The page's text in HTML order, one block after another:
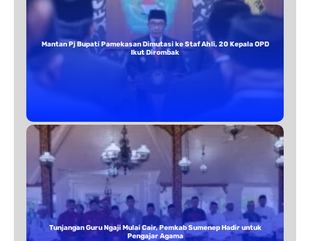
Mantan Pj Bupati Pamekasan Dimutasi ke Staf Ahli, 20 Kepala OPD
Ikut Dirombak
Tunjangan Guru Ngaji Mulai Cair, Pemkab Sumenep Hadir untuk
Pengajar Agama